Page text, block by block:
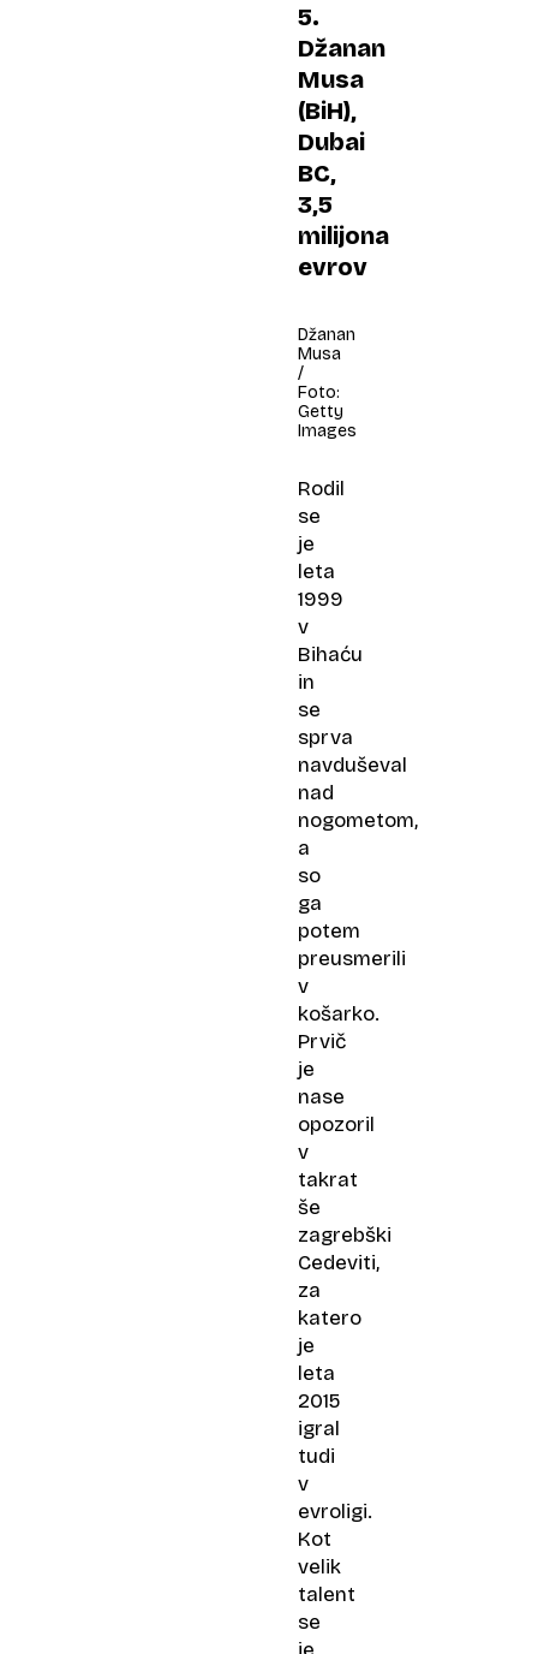
5.
Džanan
Musa
(BiH),
Dubai
BC,
3,5
milijona
evrov
Džanan
Musa
/
Foto:
Getty
Images
Rodil
se
je
leta
1999
v
Bihaću
in
se
sprva
navduševal
nad
nogometom,
a
so
ga
potem
preusmerili
v
košarko.
Prvič
je
nase
opozoril
v
takrat
še
zagrebški
Cedeviti,
za
katero
je
leta
2015
igral
tudi
v
evroligi.
Kot
velik
talent
se